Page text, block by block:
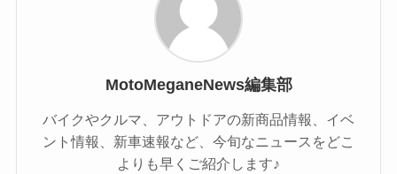
MotoMeganeNews編集部
バイクやクルマ、アウトドアの新商品情報、イベ
ント情報、新車速報など、今旬なニュースをどこ
よりも早くご紹介します♪